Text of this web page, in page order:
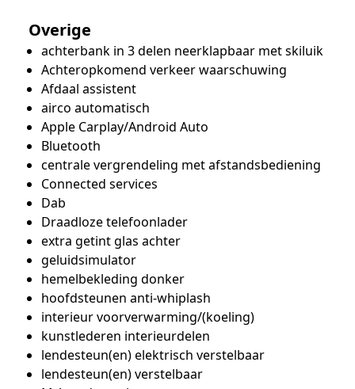
Overige
achterbank in 3 delen neerklapbaar met skiluik
Achteropkomend verkeer waarschuwing
Afdaal assistent
airco automatisch
Apple Carplay/Android Auto
Bluetooth
centrale vergrendeling met afstandsbediening
Connected services
Dab
Draadloze telefoonlader
extra getint glas achter
geluidsimulator
hemelbekleding donker
hoofdsteunen anti-whiplash
interieur voorverwarming/(koeling)
kunstlederen interieurdelen
lendesteun(en) elektrisch verstelbaar
lendesteun(en) verstelbaar